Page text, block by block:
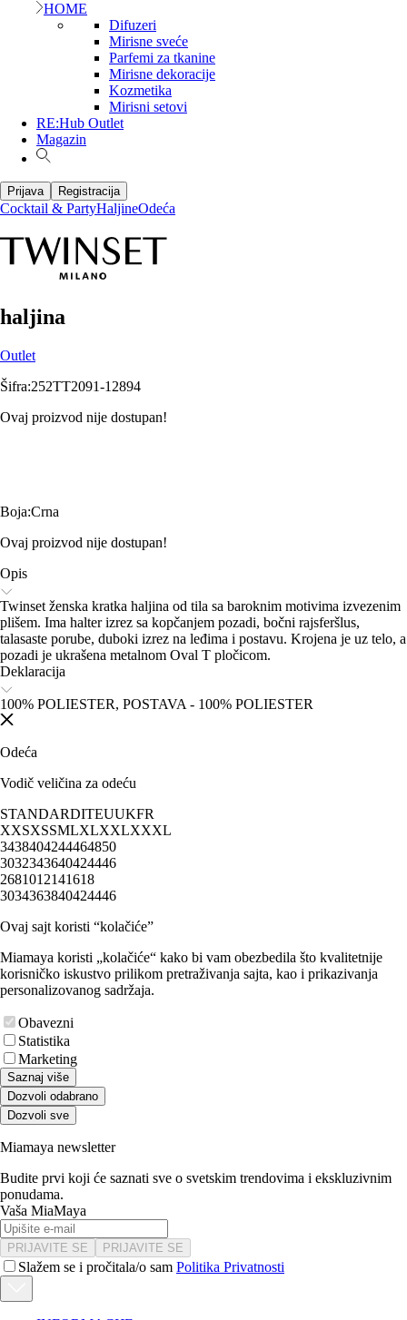
HOME
Difuzeri
Mirisne sveće
Parfemi za tkanine
Mirisne dekoracije
Kozmetika
Mirisni setovi
RE:Hub Outlet
Magazin
Prijava Registracija
Cocktail & PartyHaljineOdeća
haljina
Outlet
Šifra:252TT2091-12894
Ovaj proizvod nije dostupan!
Boja:Crna
Ovaj proizvod nije dostupan!
Opis
Twinset ženska kratka haljina od tila sa baroknim motivima izvezenim
plišem. Ima halter izrez sa kopčanjem pozadi, bočni rajsferšlus,
talasaste porube, duboki izrez na leđima i postavu. Krojena je uz telo, a
pozadi je ukrašena metalnom Oval T pločicom.
Deklaracija
100% POLIESTER, POSTAVA - 100% POLIESTER
Odeća
Vodič veličina za odeću
STANDARDITEUUKFR
XXSXSSMLXLXXLXXXL
3438404244464850
3032343640424446
2681012141618
3034363840424446
Ovaj sajt koristi “kolačiće”
Miamaya koristi „kolačiće“ kako bi vam obezbedila što kvalitetnije
korisničko iskustvo prilikom pretraživanja sajta, kao i prikazivanja
personalizovanog sadržaja.
Obavezni
Statistika
Marketing
Saznaj više
Dozvoli odabrano
Dozvoli sve
Miamaya newsletter
Budite prvi koji će saznati sve o svetskim trendovima i ekskluzivnim
ponudama.
Vaša MiaMaya
PRIJAVITE SE PRIJAVITE SE
Slažem se i pročitala/o sam Politika Privatnosti